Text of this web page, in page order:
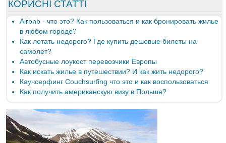
КОРИСНІ СТАТТІ
Airbnb - что это? Как пользоваться и как бронировать жилье
в любом городе?
Как летать недорого? Где купить дешевые билеты на
самолет?
Автобусные лоукост перевозчики Европы
Как искать жилье в путешествии? И как жить недорого?
Каучсерфинг Couchsurfing что это и как воспользоваться
Как получить американскую визу в Польше?